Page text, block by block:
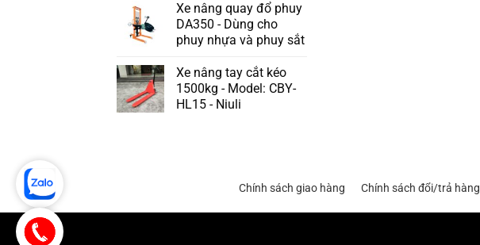
Xe nâng quay đổ phuy
DA350 - Dùng cho
phuy nhựa và phuy sắt
Xe nâng tay cắt kéo
1500kg - Model: CBY-
HL15 - Niuli
Chính sách giao hàng Chính sách đổi/trả hàng